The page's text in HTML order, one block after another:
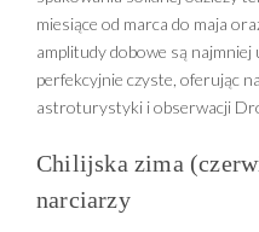
miesiące od marca do maja
amplitudy dobowe są najmniej
perfekcyjnie czyste, oferując
astroturystyki i obserwacji
Chilijska zima
narciarzy